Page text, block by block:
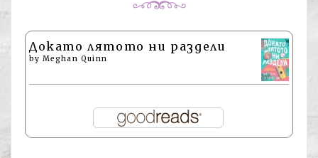
Докато лятото ни раздели
by Meghan Quinn